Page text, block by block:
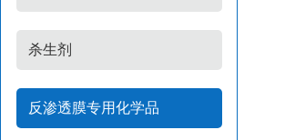
杀生剂
反渗透膜专用化学品